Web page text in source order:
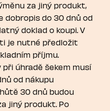
za jiný produkt,
dobropis do 30 dnů od
doklad o koupi. V
je nutné předložit
příjmu.
úhradě šekem musí
od nákupu
30 dnů budou
jiný produkt. Po